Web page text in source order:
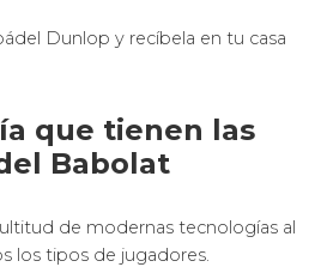
Dunlop y recíbela en tu casa
que tienen las
Babolat
de modernas tecnologías al
los tipos de jugadores.